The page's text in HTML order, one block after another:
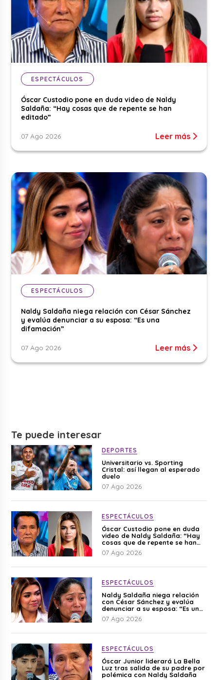
ESPECTÁCULOS
Óscar Custodio pone en duda video de Naldy
Saldaña: “Hay cosas que de repente se han
editado”
07 Ago 2026 Leer más
ESPECTÁCULOS
Naldy Saldaña niega relación con César Sánchez
y evalúa denunciar a su esposa: “Es una
difamación”
07 Ago 2026 Leer más
Te puede interesar
DEPORTES
Universitario vs. Sporting
Cristal: así llegan al esperado
duelo
07 Ago 2026
ESPECTÁCULOS
Óscar Custodio pone en duda
video de Naldy Saldaña: “Hay
cosas que de repente se han
editado”
07 Ago 2026
ESPECTÁCULOS
Naldy Saldaña niega relación
con César Sánchez y evalúa
denunciar a su esposa: “Es una
difamación”
07 Ago 2026
ESPECTÁCULOS
Óscar Junior liderará La Bella
Luz tras salida de su padre por
polémica con Naldy Saldaña